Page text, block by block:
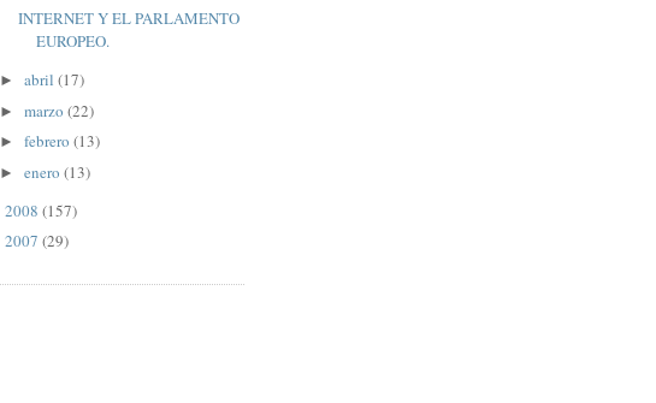
INTERNET Y EL PARLAMENTO
EUROPEO.
► abril (17)
► marzo (22)
► febrero (13)
► enero (13)
2008 (157)
2007 (29)